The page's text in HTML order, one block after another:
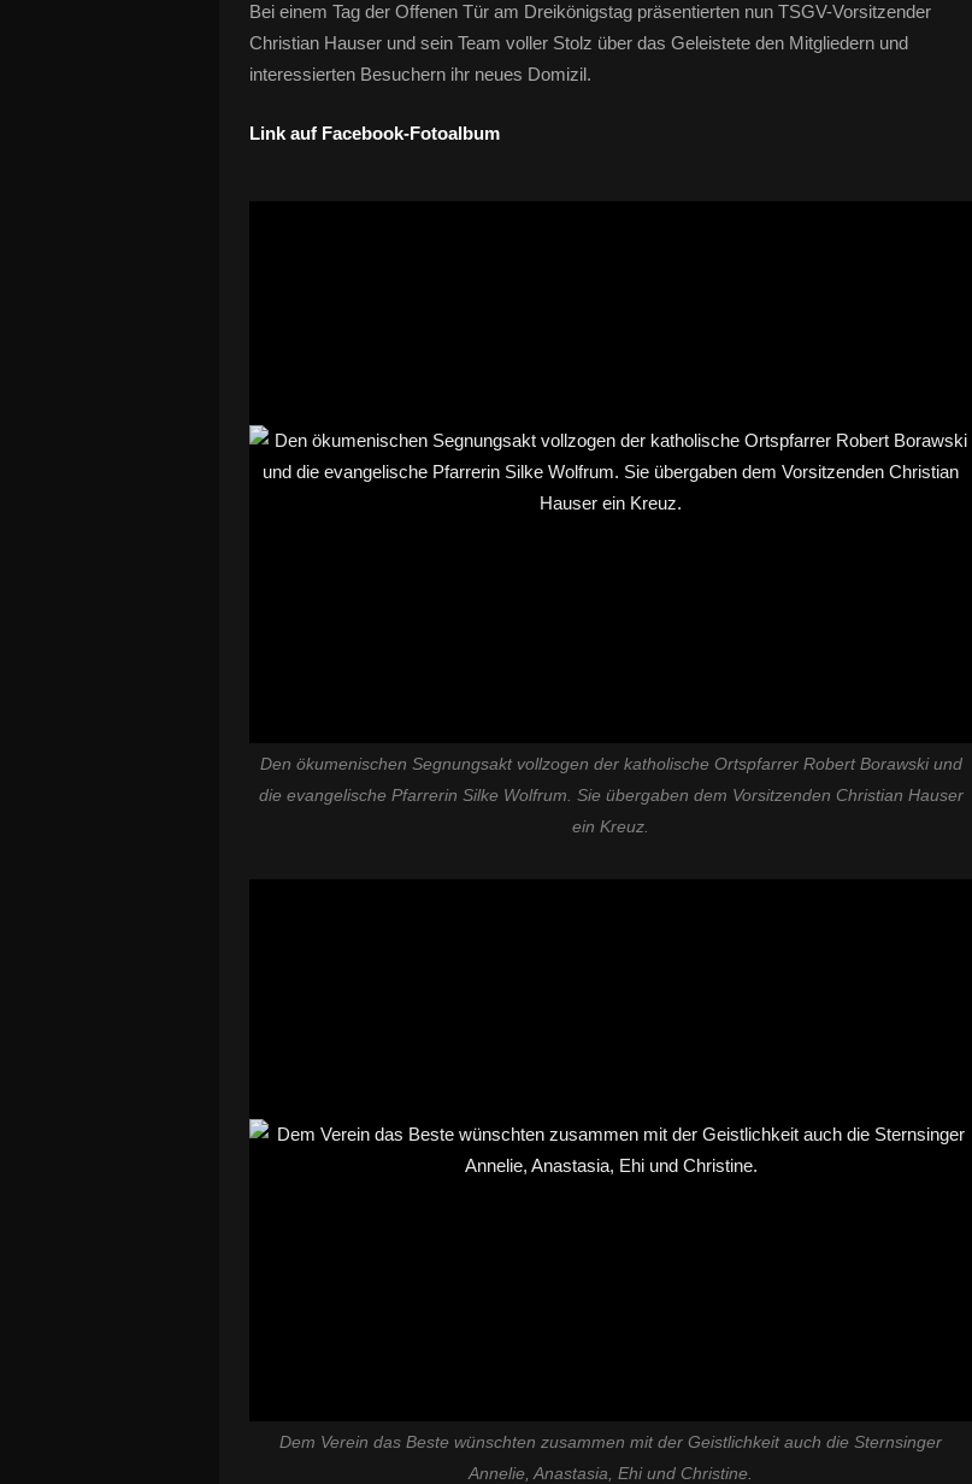
Bei einem Tag der Offenen Tür am Dreikönigstag präsentierten nun TSGV-Vorsitzender
Christian Hauser und sein Team voller Stolz über das Geleistete den Mitgliedern und
interessierten Besuchern ihr neues Domizil.
Link auf Facebook-Fotoalbum
Den ökumenischen Segnungsakt vollzogen der katholische Ortspfarrer Robert Borawski und
die evangelische Pfarrerin Silke Wolfrum. Sie übergaben dem Vorsitzenden Christian Hauser
ein Kreuz.
Dem Verein das Beste wünschten zusammen mit der Geistlichkeit auch die Sternsinger
Annelie, Anastasia, Ehi und Christine.